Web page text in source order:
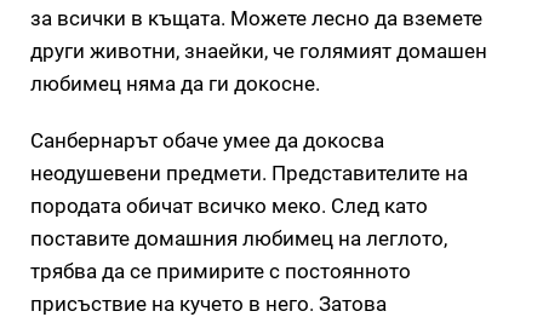
за всички в къщата. Можете лесно да вземете
други животни, знаейки, че голямият домашен
любимец няма да ги докосне.
Санбернарът обаче умее да докосва
неодушевени предмети. Представителите на
породата обичат всичко меко. След като
поставите домашния любимец на леглото,
трябва да се примирите с постоянното
присъствие на кучето в него. Затова